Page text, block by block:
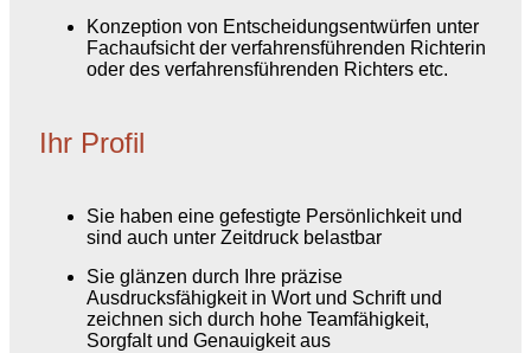
Konzeption von Entscheidungsentwürfen unter
Fachaufsicht der verfahrensführenden Richterin
oder des verfahrensführenden Richters etc.
Ihr Profil
Sie haben eine gefestigte Persönlichkeit und
sind auch unter Zeitdruck belastbar
Sie glänzen durch Ihre präzise
Ausdrucksfähigkeit in Wort und Schrift und
zeichnen sich durch hohe Teamfähigkeit,
Sorgfalt und Genauigkeit aus